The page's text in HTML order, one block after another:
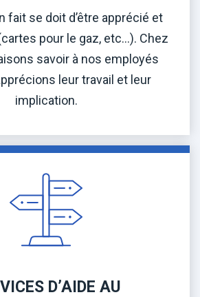
fait se doit d’être apprécié et
pour le gaz, etc…). Chez
savoir à nos employés
leur travail et leur
implication.
D’AIDE AU